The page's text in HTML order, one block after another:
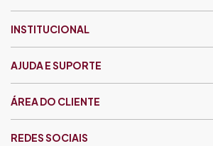
INSTITUCIONAL
AJUDA E SUPORTE
ÁREA DO CLIENTE
REDES SOCIAIS